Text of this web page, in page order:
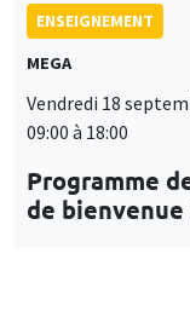
ENSEIGNEMENT
MEGA
Vendredi 18
09:00 à 18:00
Programme
de bienvenue